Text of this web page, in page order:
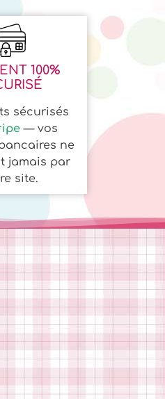
100%
sécurisés
— vos
ne
jamais par
site.